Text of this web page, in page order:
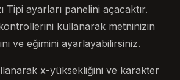
Tipi ayarları panelini açacaktır.
kontrollerini kullanarak metninizin
ve eğimini ayarlayabilirsiniz.
x-yüksekliğini ve karakter